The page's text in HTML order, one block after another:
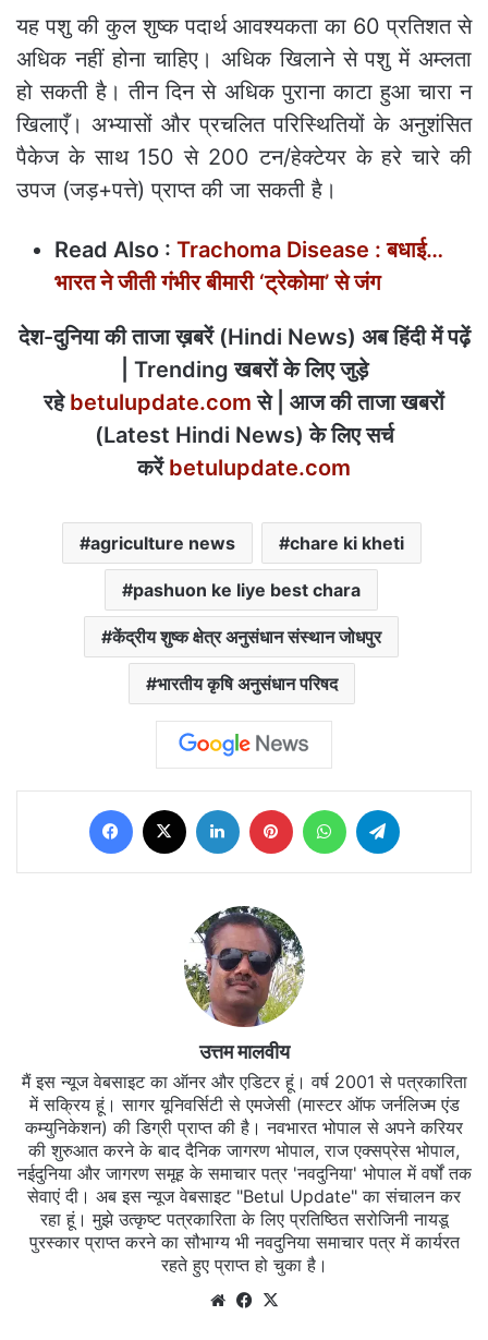
यह पशु की कुल शुष्क पदार्थ आवश्यकता का 60 प्रतिशत से
अधिक नहीं होना चाहिए। अधिक खिलाने से पशु में अम्लता
हो सकती है। तीन दिन से अधिक पुराना काटा हुआ चारा न
खिलाएँ। अभ्यासों और प्रचलित परिस्थितियों के अनुशंसित
पैकेज के साथ 150 से 200 टन/हेक्टेयर के हरे चारे की
उपज (जड़+पत्ते) प्राप्त की जा सकती है।
Read Also : Trachoma Disease : बधाई…
भारत ने जीती गंभीर बीमारी ‘ट्रेकोमा’ से जंग
देश-दुनिया की ताजा ख़बरें (Hindi News) अब हिंदी में पढ़ें
| Trending खबरों के लिए जुड़े
रहे betulupdate.com से | आज की ताजा खबरों
(Latest Hindi News) के लिए सर्च
करें betulupdate.com
agriculture news chare ki kheti
pashuon ke liye best chara
केंद्रीय शुष्क क्षेत्र अनुसंधान संस्थान जोधपुर
भारतीय कृषि अनुसंधान परिषद
Facebook LinkedIn PinterestWhatsApp
उत्तम मालवीय
मैं इस न्यूज वेबसाइट का ऑनर और एडिटर हूं। वर्ष 2001 से पत्रकारिता
में सक्रिय हूं। सागर यूनिवर्सिटी से एमजेसी (मास्टर ऑफ जर्नलिज्म एंड
कम्युनिकेशन) की डिग्री प्राप्त की है। नवभारत भोपाल से अपने करियर
की शुरुआत करने के बाद दैनिक जागरण भोपाल, राज एक्सप्रेस भोपाल,
नईदुनिया और जागरण समूह के समाचार पत्र 'नवदुनिया' भोपाल में वर्षों तक
सेवाएं दी। अब इस न्यूज वेबसाइट "Betul Update" का संचालन कर
रहा हूं। मुझे उत्कृष्ट पत्रकारिता के लिए प्रतिष्ठित सरोजिनी नायडू
पुरस्कार प्राप्त करने का सौभाग्य भी नवदुनिया समाचार पत्र में कार्यरत
रहते हुए प्राप्त हो चुका है।
WebsiteFacebook